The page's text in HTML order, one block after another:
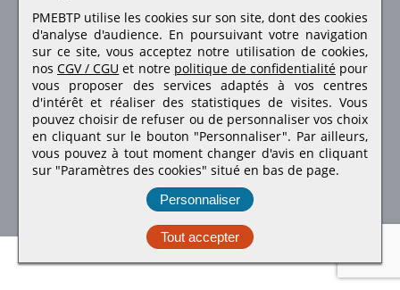
Retrouvez-nous sur les réseaux sociaux
PMEBTP - Tous droits réservés © 1999 - 2026
PMEBTP utilise les cookies sur son site, dont des cookies
d'analyse d'audience. En poursuivant votre navigation
sur ce site, vous acceptez notre utilisation de cookies,
nos CGV / CGU et notre politique de confidentialité pour
vous proposer des services adaptés à vos centres
d'intérêt et réaliser des statistiques de visites.Vous
pouvez choisir de refuser ou de personnaliser vos choix
en cliquant sur le bouton "Personnaliser". Par ailleurs,
vous pouvez à tout moment changer d'avis en cliquant
sur "Paramètres des cookies" situé en bas de page.
Personnaliser
Tout accepter